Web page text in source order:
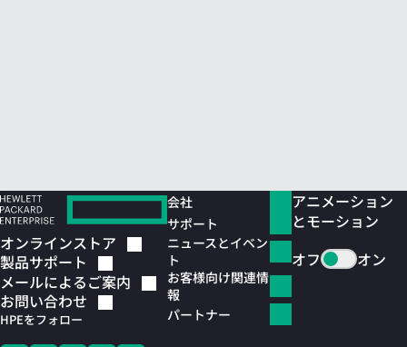
オンラインストア
製品サポート
メールによるご案内
お問い合わせ
HPEをフォロー
会社
サポート
ニュースとイベン
ト
お客様向け関連情
報
パートナー
アニメーション
とモーション
オフ
オン